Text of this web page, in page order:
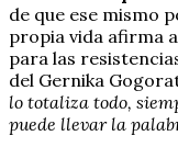
de que ese mismo
propia vida afirma
para las
del Gernika
lo totaliza todo,
puede llevar la